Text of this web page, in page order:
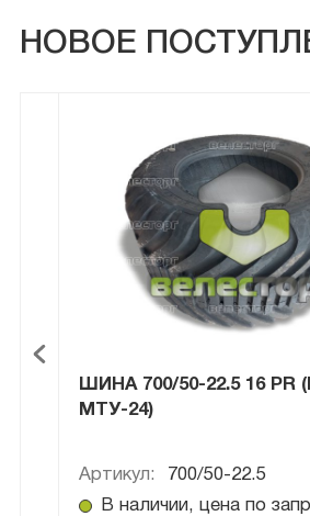
НОВОЕ
ШИНА 700/50-22.5 16 PR
МТУ-24)
Артикул:
700/50-22.5
В наличии, цена по